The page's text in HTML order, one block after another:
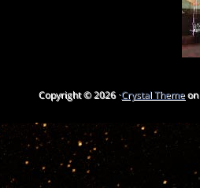
Copyright © 2026 ·Crystal Themeon